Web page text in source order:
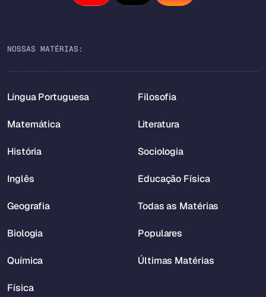
NOSSAS MATÉRIAS:
Língua Portuguesa
Matemática
História
Inglês
Geografia
Biologia
Química
Física
Filosofia
Literatura
Sociologia
Educação Física
Todas as Matérias
Populares
Últimas Matérias